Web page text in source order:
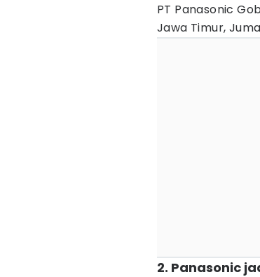
PT Panasonic
Jawa Timur,
2. Panasonic